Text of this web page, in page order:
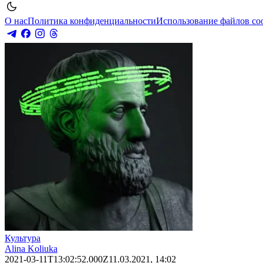
О насПолитика конфиденциальностиИспользование файлов
Культура
Alina Koliuka
2021-03-11T13:02:52.000Z11.03.2021, 14:02